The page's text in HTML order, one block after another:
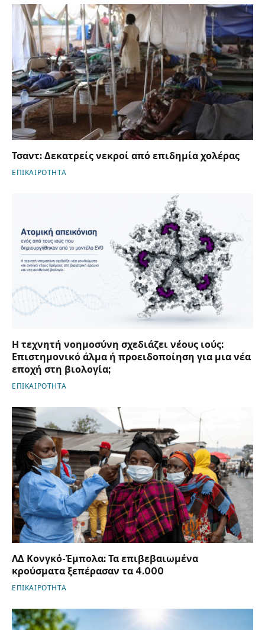
Τσαντ: Δεκατρείς νεκροί από επιδημία χολέρας
ΕΠΙΚΑΙΡΟΤΗΤΑ
Η τεχνητή νοημοσύνη σχεδιάζει νέους ιούς:
Επιστημονικό άλμα ή προειδοποίηση για μια νέα
εποχή στη βιολογία;
ΕΠΙΚΑΙΡΟΤΗΤΑ
ΛΔ Κονγκό-Έμπολα: Τα επιβεβαιωμένα
κρούσματα ξεπέρασαν τα 4.000
ΕΠΙΚΑΙΡΟΤΗΤΑ